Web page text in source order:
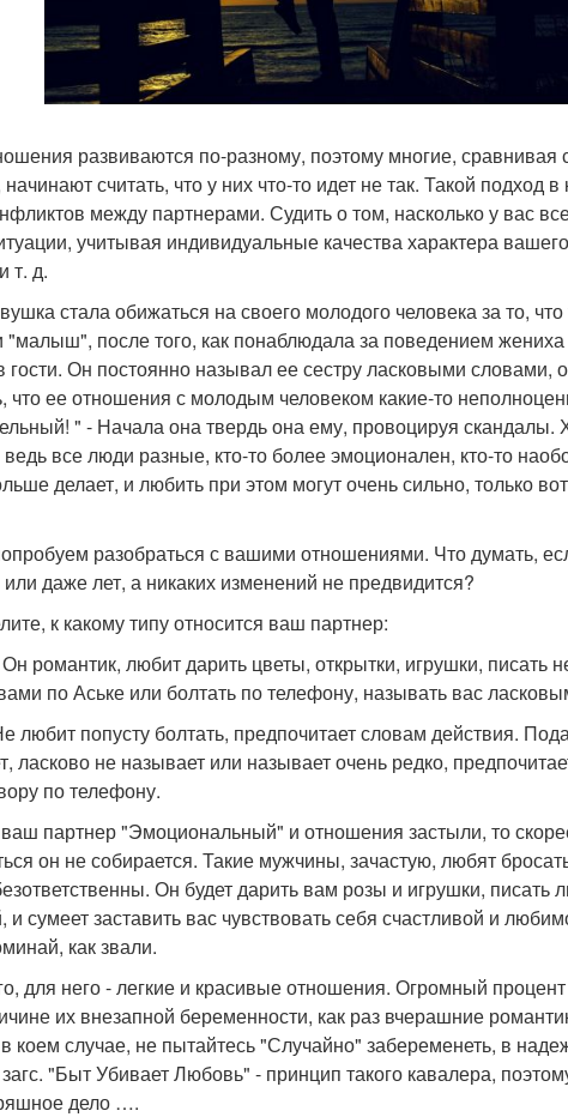
развиваются по-разному, поэтому многие,
считать, что у них что-то идет не так. Такой подход
между партнерами. Судить о том, насколько у вас
учитывая индивидуальные качества характера
т. д.
стала обижаться на своего молодого человека за то, что
"малыш", после того, как понаблюдала за поведением
гости. Он постоянно называл ее сестру ласковыми словами,
что ее отношения с молодым человеком какие-то
" - Начала она твердь она ему, провоцируя скандалы.
ведь все люди разные, кто-то более эмоционален, кто-то
делает, и любить при этом могут очень сильно, только
разобраться с вашими отношениями. Что думать,
даже лет, а никаких изменений не предвидится?
к какому типу относится ваш партнер:
романтик, любит дарить цветы, открытки, игрушки, писать
по Аське или болтать по телефону, называть вас
любит попусту болтать, предпочитает словам действия.
ласково не называет или называет очень редко,
по телефону.
партнер "Эмоциональный" и отношения застыли, то
он не собирается. Такие мужчины, зачастую, любят
Он будет дарить вам розы и игрушки, писать
и сумеет заставить вас чувствовать себя счастливой и
как звали.
для него - легкие и красивые отношения. Огромный
их внезапной беременности, как раз вчерашние
коем случае, не пытайтесь "Случайно" забеременеть, в
"Быт Убивает Любовь" - принцип такого кавалера,
дело ….